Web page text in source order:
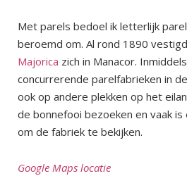
Met parels bedoel ik letterlijk
beroemd om. Al rond 1890
Majorica zich in Manacor.
concurrerende parelfabrieken in
ook op andere plekken op het
de bonnefooi bezoeken en vaak
om de fabriek te bekijken.
Google Maps locatie